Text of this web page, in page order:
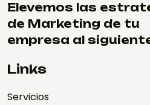
Elevemos las
de Marketing de tu
empresa al
Links
Servicios